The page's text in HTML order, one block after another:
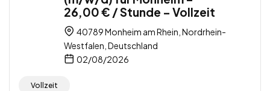
26,00 € / Stunde – Vollzeit
40789 Monheim am Rhein, Nordrhein-
Westfalen, Deutschland
02/08/2026
Vollzeit